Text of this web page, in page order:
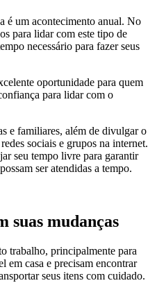
é um acontecimento anual. No
para lidar com este tipo de
necessário para fazer seus
oportunidade para quem
para lidar com o
e familiares, além de divulgar o
sociais e grupos na internet.
seu tempo livre para garantir
ser atendidas a tempo.
suas mudanças
trabalho, principalmente para
em casa e precisam encontrar
seus itens com cuidado.